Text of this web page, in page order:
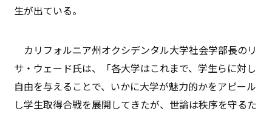
生が出ている。
カリフォルニア州オクシデンタル大学社会学部長のリ
サ・ウェード氏は、「各大学はこれまで、学生らに対し
自由を与えることで、いかに大学が魅力的かをアピール
し学生取得合戦を展開してきたが、世論は秩序を守るた